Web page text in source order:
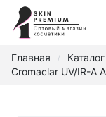
Главная / Каталог
Cromaclar UV/IR-A